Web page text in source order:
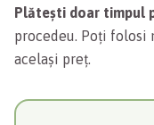
Plătești doar timpul
procedeu. Poți
același preț.